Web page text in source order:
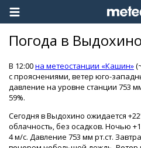
Погода в
В 12:00на метеостанции «Кашин»
с прояснениями, ветер юго-
давление на уровне станции 753
59%.
Сегодня в Выдохино ожидается
облачность, без осадков. Ночью
4 м/с. Давление 753 мм рт.ст.